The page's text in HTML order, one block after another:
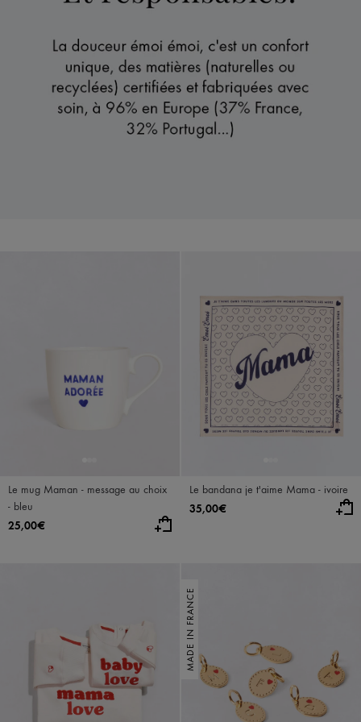
Le mug Maman - message au choix
- bleu
25,00€
Le bandana je t'aime Mama - ivoire
35,00€
MADE IN FRANCE